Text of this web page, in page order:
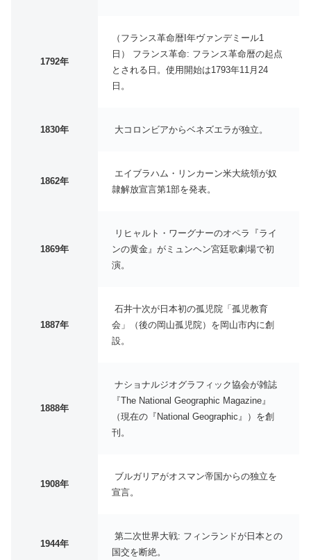
1792年
（フランス革命暦I年ヴァンデミール1
日） フランス革命: フランス革命暦の起点
とされる日。使用開始は1793年11月24
日。
1830年 大コロンビアからベネズエラが独立。
1862年
エイブラハム・リンカーン米大統領が奴
隷解放宣言第1部を発表。
1869年
リヒャルト・ワーグナーのオペラ『ライ
ンの黄金』がミュンヘン宮廷歌劇場で初
演。
1887年
石井十次が日本初の孤児院「孤児教育
会」（後の岡山孤児院）を岡山市内に創
設。
1888年
ナショナルジオグラフィック協会が雑誌
『The National Geographic Magazine』
（現在の『National Geographic』）を創
刊。
1908年
ブルガリアがオスマン帝国からの独立を
宣言。
1944年
第二次世界大戦: フィンランドが日本との
国交を断絶。